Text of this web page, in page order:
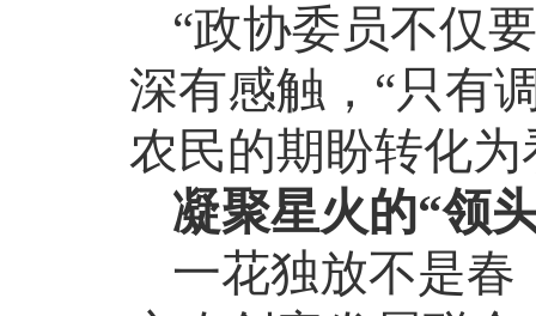
“政协委员不仅
深有感触，“只有
农民的期盼转化
凝聚星火的“领
一花独放不是春